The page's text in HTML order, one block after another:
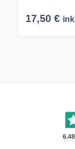
17,50 €